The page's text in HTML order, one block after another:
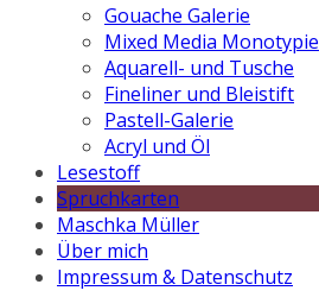
Gouache Galerie
Mixed Media Monotypie
Aquarell- und Tusche
Fineliner und Bleistift
Pastell-Galerie
Acryl und Öl
Lesestoff
Spruchkarten
Maschka Müller
Über mich
Impressum & Datenschutz